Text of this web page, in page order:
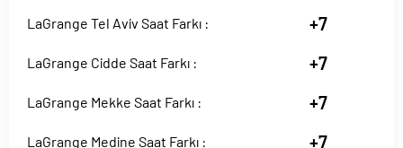
LaGrange Tel Aviv Saat Farkı : +7
LaGrange Cidde Saat Farkı : +7
LaGrange Mekke Saat Farkı : +7
LaGrange Medine Saat Farkı : +7